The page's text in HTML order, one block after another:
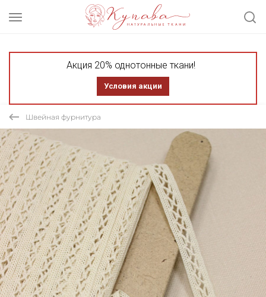
Акция 20% однотонные ткани!
Условия акции
Швейная фурнитура